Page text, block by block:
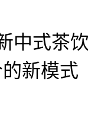
中式茶
新模式